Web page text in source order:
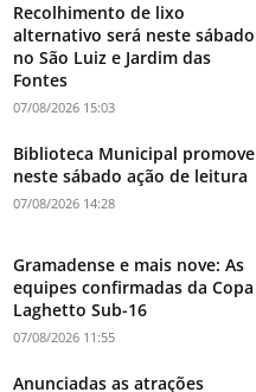
Recolhimento de lixo
alternativo será neste sábado
no São Luiz e Jardim das
Fontes
07/08/2026 15:03
Biblioteca Municipal promove
neste sábado ação de leitura
07/08/2026 14:28
Gramadense e mais nove: As
equipes confirmadas da Copa
Laghetto Sub-16
07/08/2026 11:55
Anunciadas as atrações